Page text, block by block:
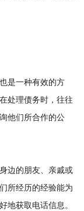
是一种有效的方
处理债务时，往往
他们所合作的公
边的朋友、亲戚或
所经历的经验能为
地获取电话信息。